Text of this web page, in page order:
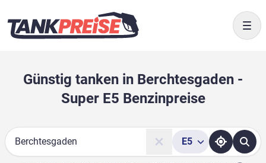
Günstig tanken in Berchtesgaden -
Super E5 Benzinpreise
Suche
E5